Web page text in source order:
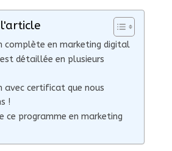
complète en marketing digital
détaillée en plusieurs
avec certificat que nous
!
ce programme en marketing